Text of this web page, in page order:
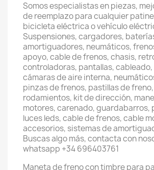
Somos especialistas en piezas,
de reemplazo para cualquier
bicicleta eléctrica o vehículo
Suspensiones, cargadores,
amortiguadores, neumáticos,
apoyo, cable de frenos, chasis,
controladoras, pantallas, cableado,
cámaras de aire interna,
pinzas de frenos, pastillas de
rodamientos, kit de dirección,
motores, carenado, guardabarros,
luces leds, cable de frenos, cable
accesorios, sistemas de
Buscas algo más, contacta con
whatsapp +34 696403761
Maneta de freno con timbre para